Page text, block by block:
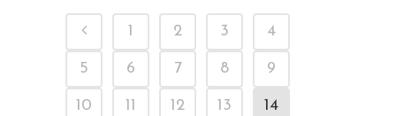
1 2 3 4
5 6 7 8 9
10 11 12 13 14